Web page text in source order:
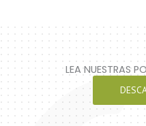
LEA NUESTRAS